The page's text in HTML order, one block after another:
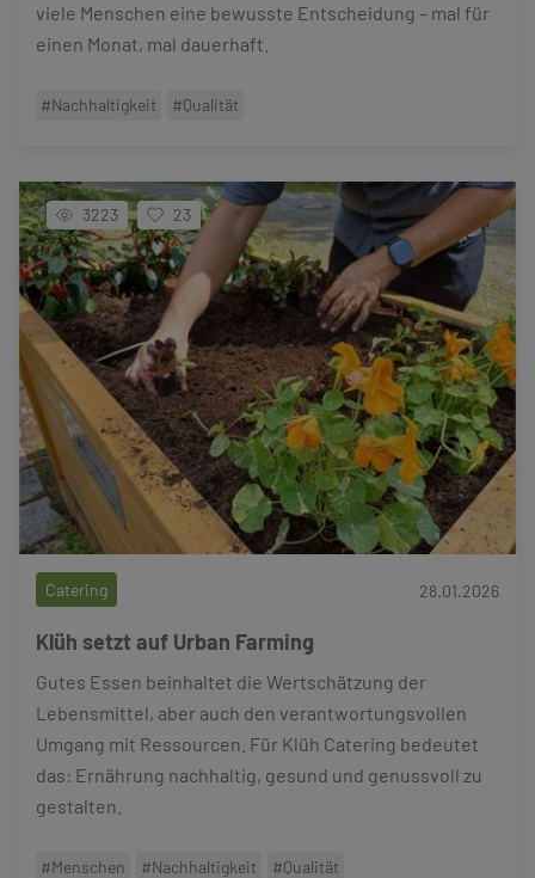
viele Menschen eine bewusste Entscheidung – mal für
einen Monat, mal dauerhaft.
#Nachhaltigkeit #Qualität
3223 23
28.01.2026
Catering
Klüh setzt auf Urban Farming
Gutes Essen beinhaltet die Wertschätzung der
Lebensmittel, aber auch den verantwortungsvollen
Umgang mit Ressourcen. Für Klüh Catering bedeutet
das: Ernährung nachhaltig, gesund und genussvoll zu
gestalten.
#Menschen #Nachhaltigkeit #Qualität